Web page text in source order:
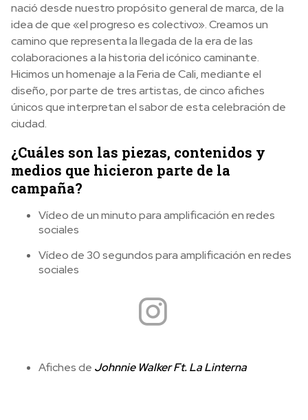
nació desde nuestro propósito general de marca, de la
idea de que «el progreso es colectivo». Creamos un
camino que representa la llegada de la era de las
colaboraciones a la historia del icónico caminante.
Hicimos un homenaje a la Feria de Cali, mediante el
diseño, por parte de tres artistas, de cinco afiches
únicos que interpretan el sabor de esta celebración de
ciudad.
¿Cuáles son las piezas, contenidos y
medios que hicieron parte de la
campaña?
Vídeo de un minuto para amplificación en redes
sociales
Vídeo de 30 segundos para amplificación en redes
sociales
Afiches de Johnnie Walker Ft. La Linterna